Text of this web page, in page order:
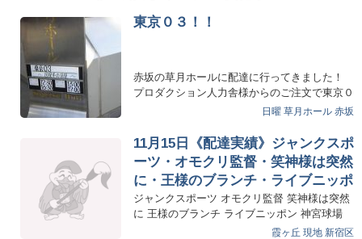
東京０３！！
赤坂の草月ホールに配達に行ってきました！
プロダクション人力舎様からのご注文で東京０
日曜 草月ホール 赤坂
11月15日《配達実績》ジャンクスポ
ーツ・オモクリ監督・笑神様は突然
に・王様のブランチ・ライブニッポ
ン
ジャンクスポーツ オモクリ監督 笑神様は突然
に 王様のブランチ ライブニッポン 神宮球場
霞ヶ丘 現地 新宿区